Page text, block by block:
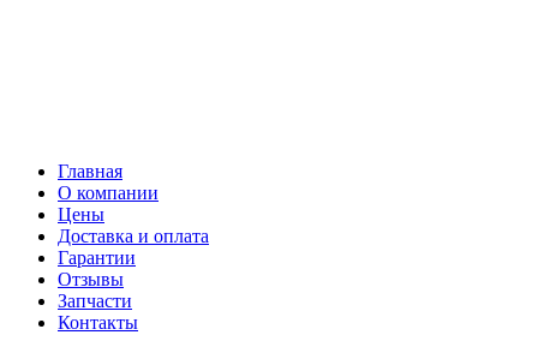
Главная
О компании
Цены
Доставка и оплата
Гарантии
Отзывы
Запчасти
Контакты